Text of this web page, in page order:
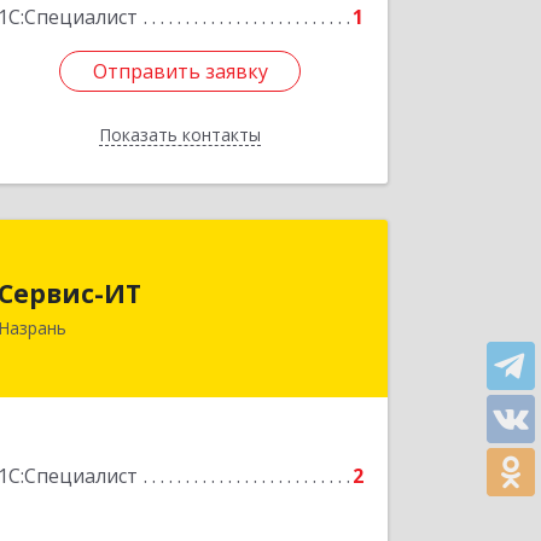
1С:Специалист
1
Отправить заявку
Показать контакты
Отправить заявку
Назад
Сервис-ИТ
Назрань
1С:Специалист 2
386102, Ингушетия Респ, Назрань г,
Центральный округ тер, Московская